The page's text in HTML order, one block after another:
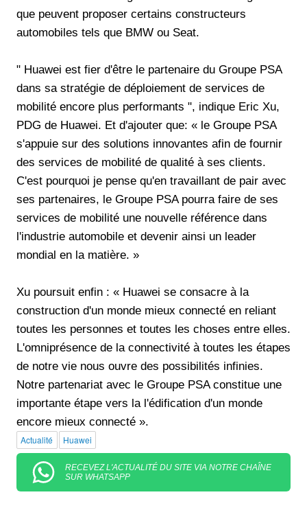
que peuvent proposer certains constructeurs
automobiles tels que BMW ou Seat.
" Huawei est fier d'être le partenaire du Groupe PSA
dans sa stratégie de déploiement de services de
mobilité encore plus performants ", indique Eric Xu,
PDG de Huawei. Et d'ajouter que: « le Groupe PSA
s'appuie sur des solutions innovantes afin de fournir
des services de mobilité de qualité à ses clients.
C'est pourquoi je pense qu'en travaillant de pair avec
ses partenaires, le Groupe PSA pourra faire de ses
services de mobilité une nouvelle référence dans
l'industrie automobile et devenir ainsi un leader
mondial en la matière. »
Xu poursuit enfin : « Huawei se consacre à la
construction d'un monde mieux connecté en reliant
toutes les personnes et toutes les choses entre elles.
L'omniprésence de la connectivité à toutes les étapes
de notre vie nous ouvre des possibilités infinies.
Notre partenariat avec le Groupe PSA constitue une
importante étape vers la l'édification d'un monde
encore mieux connecté ».
Actualité Huawei
RECEVEZ L'ACTUALITÉ DU SITE VIA NOTRE CHAÎNE
SUR WHATSAPP